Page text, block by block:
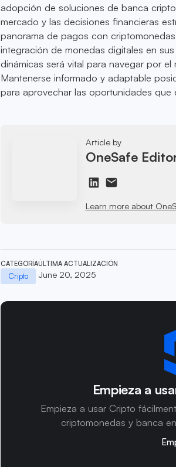
adopción de soluciones de banca
mercado y las decisiones financieras
panorama de pagos con
integración de monedas digitales en
dinámicas será vital para navegar por
Mantenerse informado y adaptable
para aprovechar las oportunidades
Article by
OneSafe
Learn more about
CATEGORÍA
Cripto
ÚLTIMA ACTUALIZACIÓN
June 20, 2025
Empieza a
Empieza a usar Cripto
criptomonedas y banca